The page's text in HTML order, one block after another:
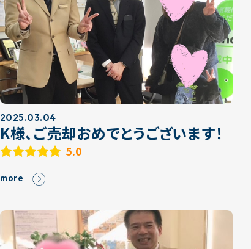
2025.03.04
K様、ご売却おめでとうございます！
5.0
more